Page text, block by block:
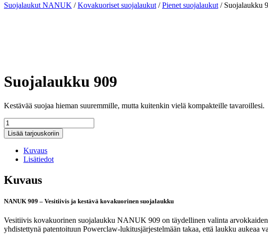
Suojalaukut NANUK /Kovakuoriset suojalaukut /Pienet suojalaukut / Suojalaukku
Suojalaukku 909
Kestävää suojaa hieman suuremmille, mutta kuitenkin vielä kompakteille tavaroillesi.
Suojalaukku
909
määrä
Lisää tarjouskoriin
Kuvaus
Lisätiedot
Kuvaus
NANUK 909 – Vesitiivis ja kestävä kovakuorinen suojalaukku
Vesitiivis kovakuorinen suojalaukku NANUK 909 on täydellinen valinta
yhdistettynä patentoituun Powerclaw-lukitusjärjestelmään takaa, että laukku aukeaa